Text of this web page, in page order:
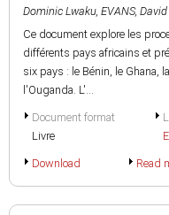
Dominic Lwaku, EVANS, David
Ce document explore les
différents pays africains et
six pays : le Bénin, le Ghana,
l'Ouganda. L'...
Document format
Livre
Download Read